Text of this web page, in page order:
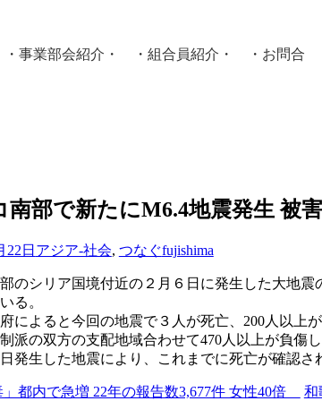
事業部会紹介 ・ ・ 組合員紹介 ・ ・ お問合
南部で新たにM6.4地震発生 被
22日 アジア-社会, つなぐfujishima
部のシリア国境付近の２月６日に発生した大地
る。
府によると今回の地震で３人が死亡、200人以
派の双方の支配地域合わせて470人以上が負傷し
発生した地震により、これまでに死亡が確認さ
」都内で急増 22年の報告数3,677件 女性40倍 和